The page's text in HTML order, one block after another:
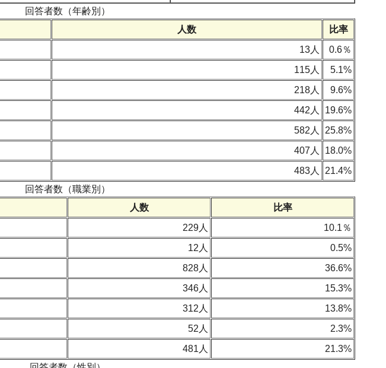
回答者数（年齢別）
人数
比率
13人
0.6％
115人
5.1%
218人
9.6%
442人
19.6%
582人
25.8%
407人
18.0%
483人
21.4%
回答者数（職業別）
人数
比率
229人
10.1％
12人
0.5%
828人
36.6%
346人
15.3%
312人
13.8%
52人
2.3%
481人
21.3%